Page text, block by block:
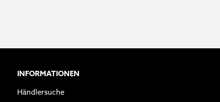
INFORMATIONEN
Händlersuche